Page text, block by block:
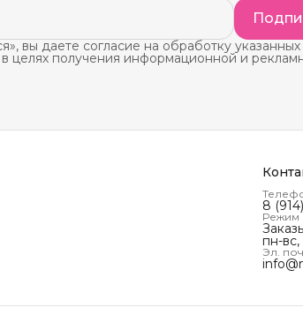
вы даете согласие на обработку указанных
целях получения информационной и
8
Режим
пн-
Эл.